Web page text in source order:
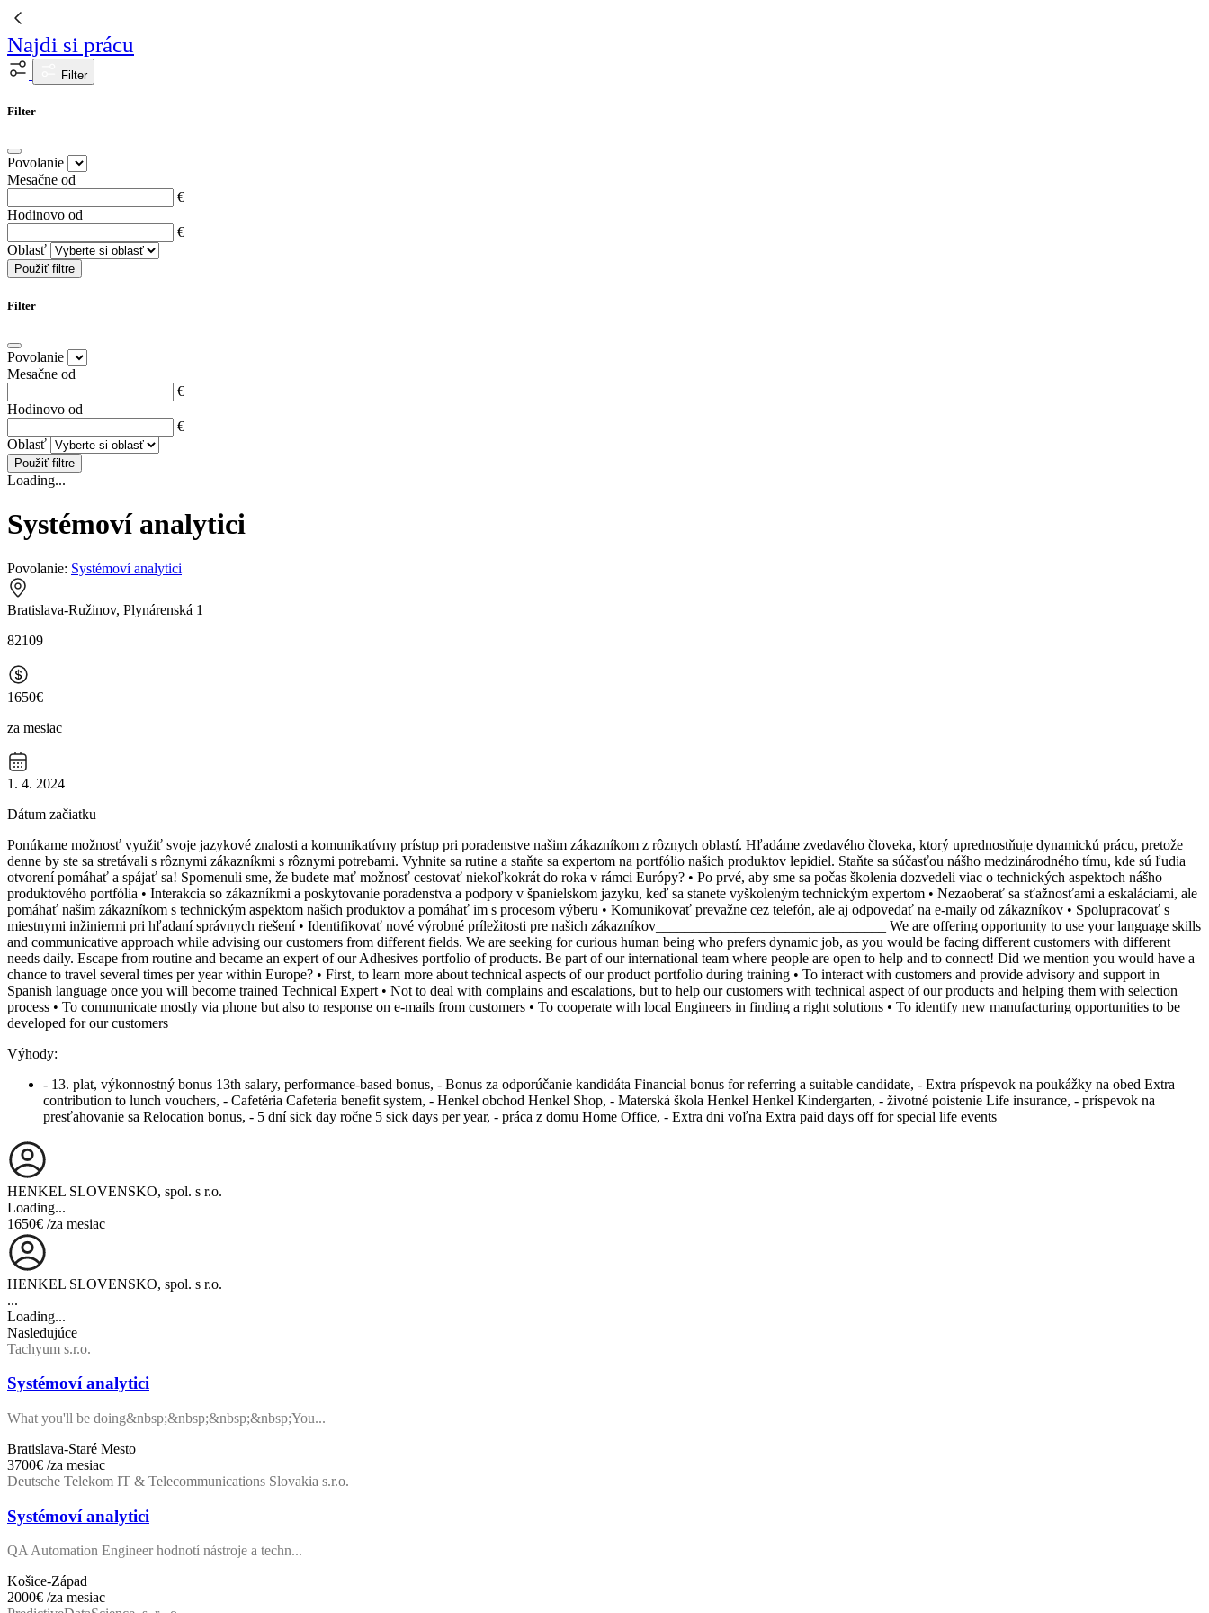
Najdi si prácu
Filter
Filter
Povolanie
Mesačne od
€
Hodinovo od
€
Oblasť
Použiť filtre
Filter
Povolanie
Mesačne od
€
Hodinovo od
€
Oblasť
Použiť filtre
Loading...
Systémoví analytici
Povolanie: Systémoví analytici
Bratislava-Ružinov, Plynárenská 1
82109
1650€
za mesiac
1. 4. 2024
Dátum začiatku
Ponúkame možnosť využiť svoje jazykové znalosti a komunikatívny prístup pri poradenstve našim zákazníkom z rôznych oblastí. Hľadáme zvedavého človeka, ktorý uprednostňuje dynamickú prácu, pretože
denne by ste sa stretávali s rôznymi zákazníkmi s rôznymi potrebami. Vyhnite sa rutine a staňte sa expertom na portfólio našich produktov lepidiel. Staňte sa súčasťou nášho medzinárodného tímu, kde sú ľudia
otvorení pomáhať a spájať sa! Spomenuli sme, že budete mať možnosť cestovať niekoľkokrát do roka v rámci Európy? • Po prvé, aby sme sa počas školenia dozvedeli viac o technických aspektoch nášho
produktového portfólia • Interakcia so zákazníkmi a poskytovanie poradenstva a podpory v španielskom jazyku, keď sa stanete vyškoleným technickým expertom • Nezaoberať sa sťažnosťami a eskaláciami, ale
pomáhať našim zákazníkom s technickým aspektom našich produktov a pomáhať im s procesom výberu • Komunikovať prevažne cez telefón, ale aj odpovedať na e-maily od zákazníkov • Spolupracovať s
miestnymi inžiniermi pri hľadaní správnych riešení • Identifikovať nové výrobné príležitosti pre našich zákazníkov ​________________________________ We are offering opportunity to use your language skills
and communicative approach while advising our customers from different fields. We are seeking for curious human being who prefers dynamic job, as you would be facing different customers with different
needs daily. Escape from routine and became an expert of our Adhesives portfolio of products. Be part of our international team where people are open to help and to connect! Did we mention you would have a
chance to travel several times per year within Europe? • First, to learn more about technical aspects of our product portfolio during training • To interact with customers and provide advisory and support in
Spanish language once you will become trained Technical Expert • Not to deal with complains and escalations, but to help our customers with technical aspect of our products and helping them with selection
process • To communicate mostly via phone but also to response on e-mails from customers • To cooperate with local Engineers in finding a right solutions • To identify new manufacturing opportunities to be
developed for our customers
Výhody:
- 13. plat, výkonnostný bonus 13th salary, performance-based bonus, - Bonus za odporúčanie kandidáta Financial bonus for referring a suitable candidate, - Extra príspevok na poukážky na obed Extra
contribution to lunch vouchers, - Cafetéria Cafeteria benefit system, - Henkel obchod Henkel Shop, - Materská škola Henkel Henkel Kindergarten, - životné poistenie Life insurance, - príspevok na
presťahovanie sa Relocation bonus, - 5 dní sick day ročne 5 sick days per year, - práca z domu Home Office, - Extra dni voľna Extra paid days off for special life events
HENKEL SLOVENSKO, spol. s r.o.
Loading...
1650€ /za mesiac
HENKEL SLOVENSKO, spol. s r.o.
...
Loading...
Nasledujúce
Tachyum s.r.o.
Systémoví analytici
What you'll be doing&nbsp;&nbsp;&nbsp;&nbsp;You...
Bratislava-Staré Mesto
3700€ /za mesiac
Deutsche Telekom IT & Telecommunications Slovakia s.r.o.
Systémoví analytici
QA Automation Engineer hodnotí nástroje a techn...
Košice-Západ
2000€ /za mesiac